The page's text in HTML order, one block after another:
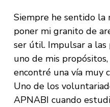
Siempre he sentido la
poner mi granito de
ser útil. Impulsar a las
uno de mis
encontré una vía muy
Uno de los
APNABI cuando